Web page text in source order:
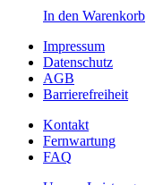
In den Warenkorb
Impressum
Datenschutz
AGB
Barrierefreiheit
Kontakt
Fernwartung
FAQ